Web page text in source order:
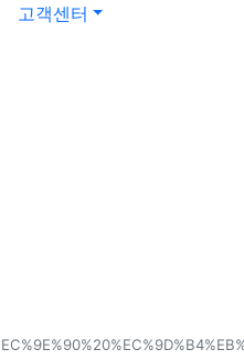
고객센터